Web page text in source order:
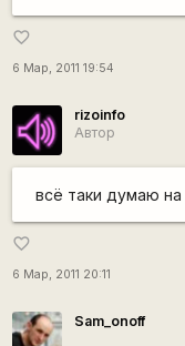
favorite_border
6 Мар, 2011 19:54
rizoinfo
Автор
всё таки думаю
favorite_border
6 Мар, 2011 20:11
Sam_onoff